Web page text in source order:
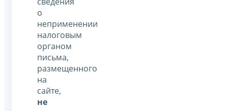
о
неприменении
налоговым
органом
письма,
размещенного
на
сайте,
не